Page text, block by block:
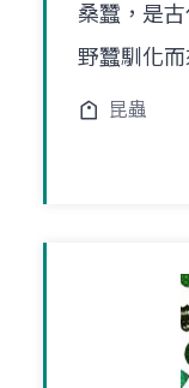
桑蠶，是
野蠶馴化
昆蟲